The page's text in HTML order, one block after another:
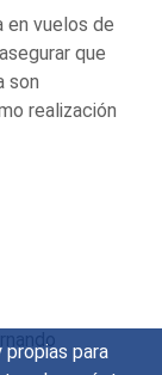
para
en vuelos de
que
son
realización